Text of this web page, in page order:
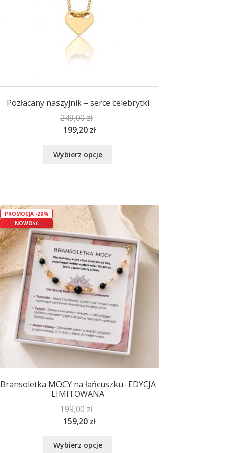
Pozłacany naszyjnik – serce celebrytki
249,00zł
199,20 zł
Wybierz opcje
Opcje
można
wybrać
na
stronie
produktu
NOWOŚĆ
PROMOCJA -20%
Bransoletka MOCY na łańcuszku- EDYCJA
LIMITOWANA
199,00zł
159,20 zł
Wybierz opcje